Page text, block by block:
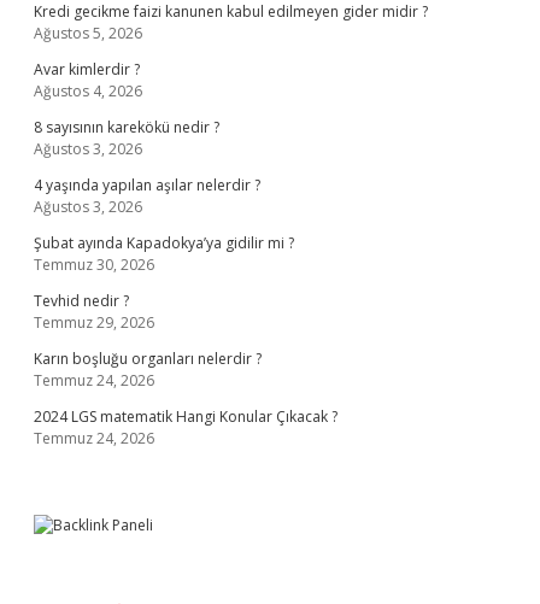
Kredi gecikme faizi kanunen kabul edilmeyen gider midir ?
Ağustos 5, 2026
Avar kimlerdir ?
Ağustos 4, 2026
8 sayısının karekökü nedir ?
Ağustos 3, 2026
4 yaşında yapılan aşılar nelerdir ?
Ağustos 3, 2026
Şubat ayında Kapadokya’ya gidilir mi ?
Temmuz 30, 2026
Tevhid nedir ?
Temmuz 29, 2026
Karın boşluğu organları nelerdir ?
Temmuz 24, 2026
2024 LGS matematik Hangi Konular Çıkacak ?
Temmuz 24, 2026